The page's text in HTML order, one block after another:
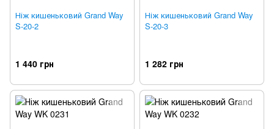
Ніж кишеньковий Grand Way
S-20-2
1 440 грн
Ніж кишеньковий Grand Way
S-20-3
1 282 грн